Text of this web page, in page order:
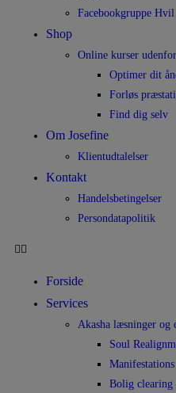
Facebookgruppe
Shop
Online kurser
Optimer dit
Forløs
Find dig selv
Om Josefine
Klientudtalelser
Kontakt
Handelsbetingelser
Persondatapolitik
Forside
Services
Akasha læsninger og
Soul
Bolig clearing